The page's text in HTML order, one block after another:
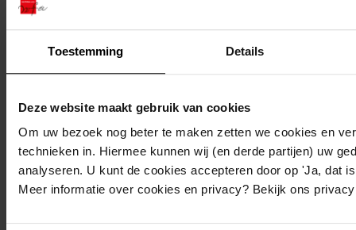
Toestemming Details
Deze website maakt gebruik van cookies
Om uw bezoek nog beter te maken zetten we cookies en
technieken in. Hiermee kunnen wij (en derde partijen) uw
analyseren. U kunt de cookies accepteren door op 'Ja, dat
Meer informatie over cookies en privacy? Bekijk ons
Reserveren:
U kunt degewenste stukken
online reserveren via de
website van het WFA.
Op de aangegeven reserveringsdatum liggen de